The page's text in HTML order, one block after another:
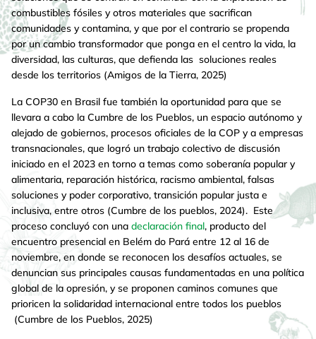
combustibles fósiles y otros materiales que sacrifican
comunidades y contamina, y que por el contrario se propenda
por un cambio transformador que ponga en el centro la vida, la
diversidad, las culturas, que defienda las soluciones reales
desde los territorios (Amigos de la Tierra, 2025)
La COP30 en Brasil fue también la oportunidad para que se
llevara a cabo la Cumbre de los Pueblos, un espacio autónomo y
alejado de gobiernos, procesos oficiales de la COP y a empresas
transnacionales, que logró un trabajo colectivo de discusión
iniciado en el 2023 en torno a temas como soberanía popular y
alimentaria, reparación histórica, racismo ambiental, falsas
soluciones y poder corporativo, transición popular justa e
inclusiva, entre otros (Cumbre de los pueblos, 2024). Este
proceso concluyó con una declaración final, producto del
encuentro presencial en Belém do Pará entre 12 al 16 de
noviembre, en donde se reconocen los desafíos actuales, se
denuncian sus principales causas fundamentadas en una política
global de la opresión, y se proponen caminos comunes que
prioricen la solidaridad internacional entre todos los pueblos
(Cumbre de los Pueblos, 2025)